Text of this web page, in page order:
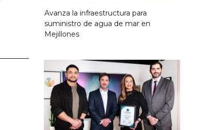
Avanza la infraestructura para
suministro de agua de mar en
Mejillones